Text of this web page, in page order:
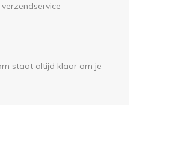
staat altijd klaar om je